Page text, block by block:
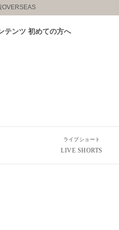
OVERSEAS
テンツ 初めての方へ
ライブショート
LIVE SHORTS